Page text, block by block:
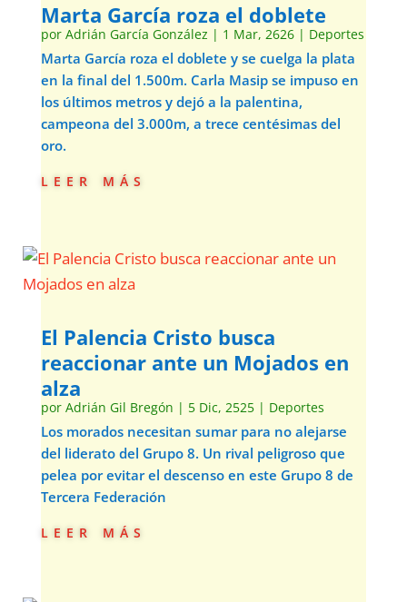
Marta García roza el doblete
por Adrián García González | 1 Mar, 2626| Deportes
Marta García roza el doblete y se cuelga la plata
en la final del 1.500m. Carla Masip se impuso en
los últimos metros y dejó a la palentina,
campeona del 3.000m, a trece centésimas del
oro.
leer más
El Palencia Cristo busca
reaccionar ante un Mojados en
alza
por Adrián Gil Bregón | 5 Dic, 2525| Deportes
Los morados necesitan sumar para no alejarse
del liderato del Grupo 8. Un rival peligroso que
pelea por evitar el descenso en este Grupo 8 de
Tercera Federación
leer más